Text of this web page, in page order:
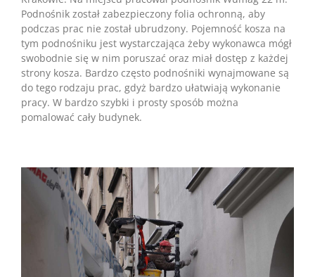
Podnośnik został zabezpieczony folia ochronną, aby
podczas prac nie został ubrudzony. Pojemność kosza na
tym podnośniku jest wystarczająca żeby wykonawca mógł
swobodnie się w nim poruszać oraz miał dostęp z każdej
strony kosza. Bardzo często podnośniki wynajmowane są
do tego rodzaju prac, gdyż bardzo ułatwiają wykonanie
pracy. W bardzo szybki i prosty sposób można
pomalować cały budynek.